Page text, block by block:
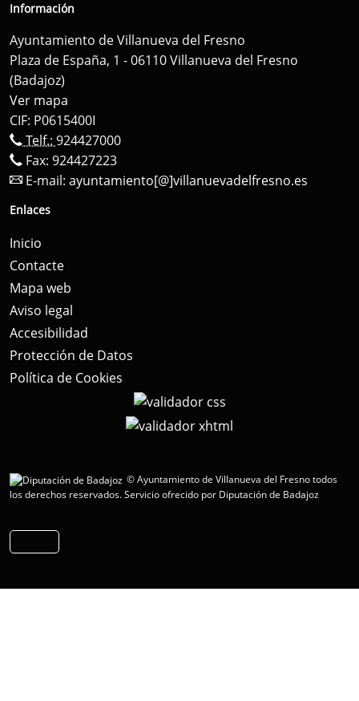
Información
Ayuntamiento de Villanueva del Fresno
Plaza de España, 1 - 06110 Villanueva del Fresno
(Badajoz)
Ver mapa
CIF: P0615400I
Telf.: 924427000
Fax: 924427223
E-mail: ayuntamiento[@]villanuevadelfresno.es
Enlaces
Inicio
Contacte
Mapa web
Aviso legal
Accesibilidad
Protección de Datos
Política de Cookies
© Ayuntamiento de Villanueva del Fresno todos
los derechos reservados.Servicio ofrecido por Diputación de Badajoz